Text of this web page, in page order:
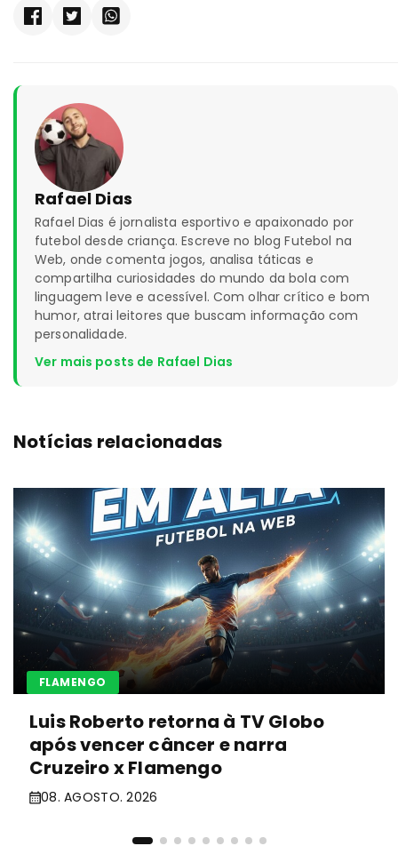
Rafael Dias
Rafael Dias é jornalista esportivo e apaixonado por
futebol desde criança. Escreve no blog Futebol na
Web, onde comenta jogos, analisa táticas e
compartilha curiosidades do mundo da bola com
linguagem leve e acessível. Com olhar crítico e bom
humor, atrai leitores que buscam informação com
personalidade.
Ver mais posts de Rafael Dias
Notícias relacionadas
FLAMENGO
Luis Roberto retorna à TV Globo
após vencer câncer e narra
Cruzeiro x Flamengo
08. AGOSTO. 2026